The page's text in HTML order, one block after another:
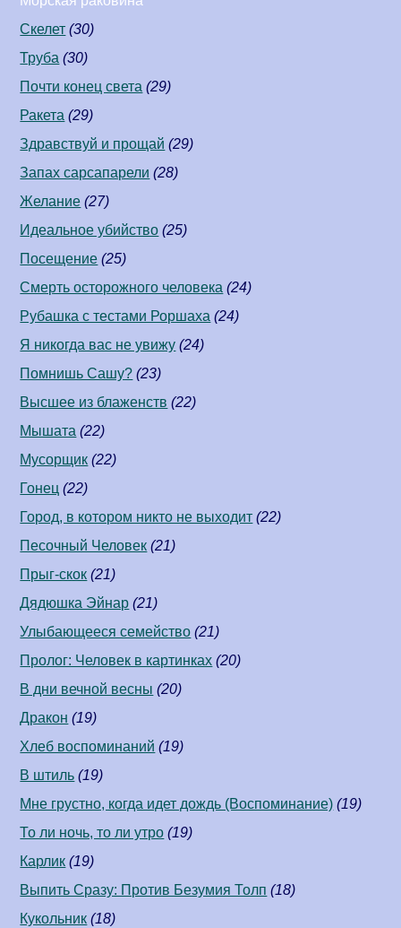
Скелет (30)
Труба (30)
Почти конец света (29)
Ракета (29)
Здравствуй и прощай (29)
Запах сарсапарели (28)
Желание (27)
Идеальное убийство (25)
Посещение (25)
Смерть осторожного человека (24)
Рубашка с тестами Роршаха (24)
Я никогда вас не увижу (24)
Помнишь Сашу? (23)
Высшее из блаженств (22)
Мышата (22)
Мусорщик (22)
Гонец (22)
Город, в котором никто не выходит (22)
Песочный Человек (21)
Прыг-скок (21)
Дядюшка Эйнар (21)
Улыбающееся семейство (21)
Пролог: Человек в картинках (20)
В дни вечной весны (20)
Дракон (19)
Хлеб воспоминаний (19)
В штиль (19)
Мне грустно, когда идет дождь (Воспоминание) (19)
То ли ночь, то ли утро (19)
Карлик (19)
Выпить Сразу: Против Безумия Толп (18)
Кукольник (18)